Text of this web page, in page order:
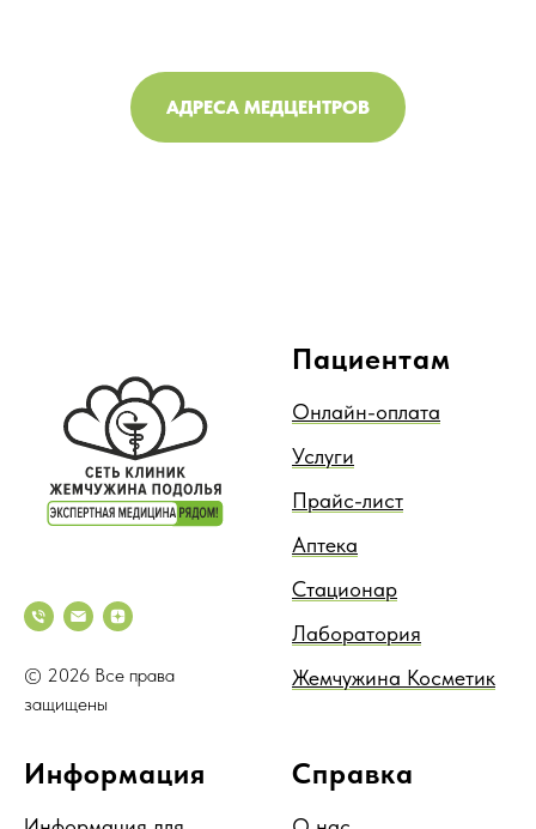
АДРЕСА МЕДЦЕНТРОВ
© 2026 Все права
защищены
Пациентам
Онлайн-оплата
Услуги
Прайс-лист
Аптека
Стационар
Лаборатория
Жемчужина Косметик
Информация Справка